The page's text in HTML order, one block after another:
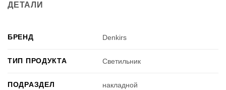
ДЕТАЛИ
БРЕНД Denkirs
ТИП ПРОДУКТА Светильник
ПОДРАЗДЕЛ накладной